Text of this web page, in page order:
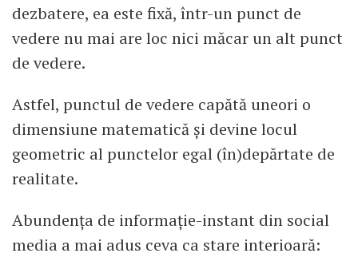
dezbatere, ea este fixă, într-un punct de
vedere nu mai are loc nici măcar un alt punct
de vedere.
Astfel, punctul de vedere capătă uneori o
dimensiune matematică și devine locul
geometric al punctelor egal (în)depărtate de
realitate.
Abundența de informație-instant din social
media a mai adus ceva ca stare interioară: